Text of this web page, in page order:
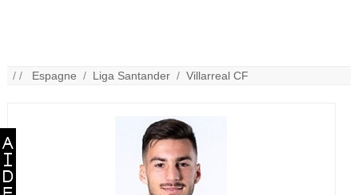
/ / Espagne / Liga Santander /Villarreal CF